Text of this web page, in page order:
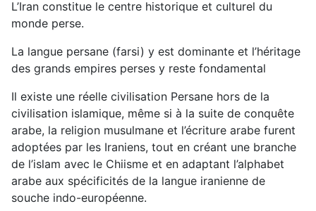
L’Iran constitue le centre historique et culturel du
monde perse.
La langue persane (farsi) y est dominante et l’héritage
des grands empires perses y reste fondamental
Il existe une réelle civilisation Persane hors de la
civilisation islamique, même si à la suite de conquête
arabe, la religion musulmane et l’écriture arabe furent
adoptées par les Iraniens, tout en créant une branche
de l’islam avec le Chiisme et en adaptant l’alphabet
arabe aux spécificités de la langue iranienne de
souche indo-européenne.